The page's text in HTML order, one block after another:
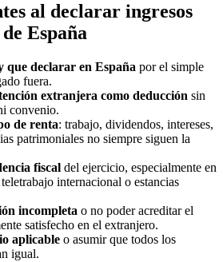
al declarar ingresos
España
que declarar en España por el simple
fuera.
extranjera como deducción sin
convenio.
de renta: trabajo, dividendos, intereses,
patrimoniales no siempre siguen la
fiscal del ejercicio, especialmente en
internacional o estancias
incompleta o no poder acreditar el
satisfecho en el extranjero.
aplicable o asumir que todos los
igual.